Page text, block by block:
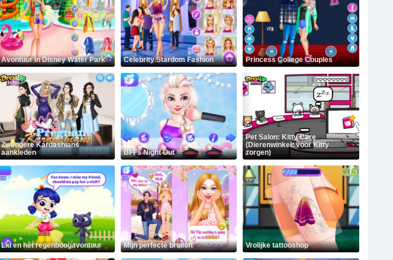
Avontuur in Disney Water Park Celebrity Stardom Fashion Princess College Couples
Zwangere Kardashians
aankleden
BFFs Night Out
Pet Salon: Kitty Care
(Dierenwinkel: voor Kitty
zorgen)
Liu en het regenboogavontuur Mijn perfecte bruiloft Vrolijke tattooshop